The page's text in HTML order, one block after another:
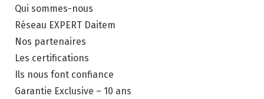
Qui sommes-nous
Réseau EXPERT Daitem
Nos partenaires
Les certifications
Ils nous font confiance
Garantie Exclusive – 10 ans